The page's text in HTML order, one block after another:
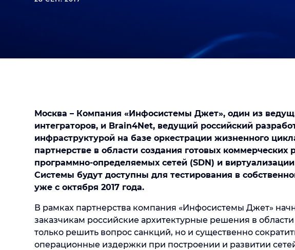
Москва – Компания «Инфосистемы Джет», один из
интеграторов, и Brain4Net, ведущий российский
инфраструктурой на базе оркестрации жизненного
партнерстве в области создания готовых коммерческих
программно-определяемых сетей (SDN) и
Системы будут доступны для тестирования в
уже с октября 2017 года.
В рамках партнерства компания «Инфосистемы Джет»
заказчикам российские архитектурные решения в
только решить вопрос санкций, но и существенно
операционные издержки при построении и развитии